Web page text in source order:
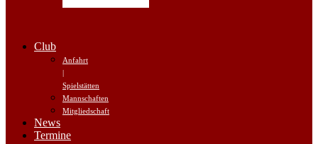
Club
Anfahrt
|
Spielstätten
Mannschaften
Mitgliedschaft
News
Termine